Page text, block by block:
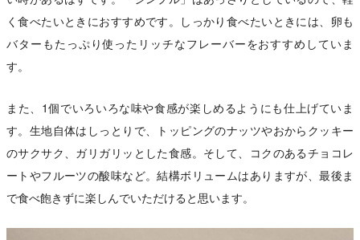
く食べたいときにおすすめです。しっかり食べたいときには、卵も
バターもたっぷり使ったリッチなフレーバーをおすすめしていま
す。
また、1個でいろいろな味や食感が楽しめるようにも仕上げていま
す。生地自体はしっとりで、トッピングのナッツやおからクッキー
のサクサク、ガリガリッとした食感。そして、コクのあるチョコレ
ートやフルーツの酸味など。結構ボリュームはありますが、最後ま
で食べ飽きずに楽しんでいただけると思います。